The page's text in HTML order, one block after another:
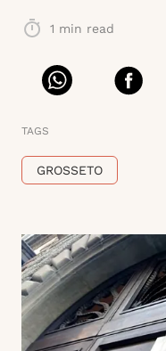
1 min read
TAGS
GROSSETO